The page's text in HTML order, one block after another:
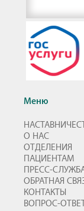
Меню
О НАС
ОТДЕЛЕНИЯ
ПАЦИЕНТАМ
ПРЕСС-
ОБРАТНАЯ
КОНТАКТЫ
ВОПРОС-